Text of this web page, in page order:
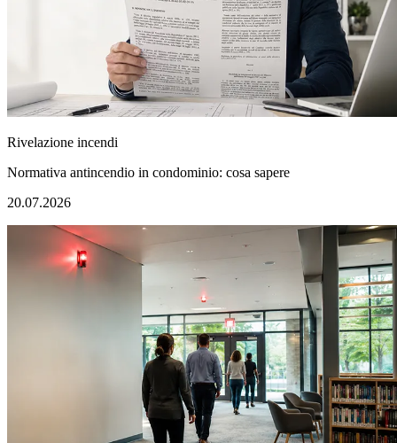
Rivelazione incendi
Normativa antincendio in condominio: cosa sapere
20.07.2026